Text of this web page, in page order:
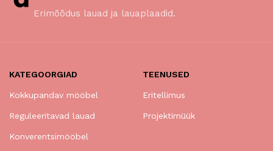
Erimõõdus lauad ja lauaplaadid.
KATEGOORGIAD
Kokkupandav mööbel
Reguleeritavad lauad
Konverentsimööbel
TEENUSED
Eritellimus
Projektimüük